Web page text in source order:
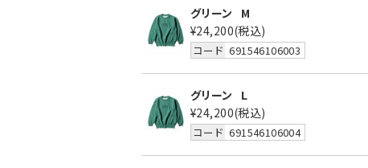
グリーン
M
¥24,200(税込)
コード 691546106003
グリーン
L
¥24,200(税込)
コード 691546106004